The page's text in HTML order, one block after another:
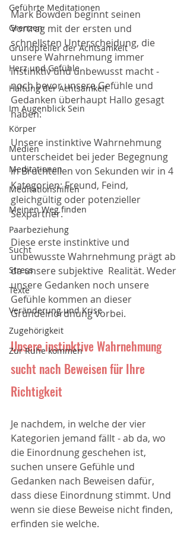
Geführte Meditationen
Grenzen
Grundpfeiler der Achtsamkeit
Herz und Gefühle
Haltung der Achtsamkeit
Im Augenblick Sein
Körper
Medien
Meditationen
Meditationshilfen
Meinen Weg finden
Paarbeziehung
Sucht
Stress
Texte
Veränderung und Krise
Zugehörigkeit
Zur Ruhe kommen
Mark Bowden beginnt seinen
Vortrag mit der ersten und
schnellsten Unterscheidung, die
unsere Wahrnehmung immer
instinktiv und unbewusst macht -
noch bevor unsere Gefühle und
Gedanken überhaupt Hallo gesagt
haben:
Unsere instinktive Wahrnehmung
unterscheidet bei jeder Begegnung
in Bruchteilen von Sekunden wir in 4
Kategorien: Freund, Feind,
gleichgültig oder potenzieller
Sexpartner.
Diese erste instinktive und
unbewusste Wahrnehmung prägt ab
da unsere subjektive  Realität. Weder
unsere Gedanken noch unsere
Gefühle kommen an dieser
Grundeinordnung vorbei.
Unsere instinktive Wahrnehmung
sucht nach Beweisen für Ihre
Richtigkeit
Je nachdem, in welche der vier
Kategorien jemand fällt - ab da, wo
die Einordnung geschehen ist,
suchen unsere Gefühle und
Gedanken nach Beweisen dafür,
dass diese Einordnung stimmt. Und
wenn sie diese Beweise nicht finden,
erfinden sie welche.